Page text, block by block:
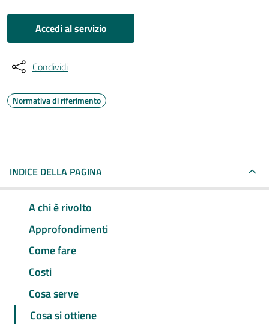
Accedi al servizio
Condividi
Normativa di riferimento
INDICE DELLA PAGINA
A chi è rivolto
Approfondimenti
Come fare
Costi
Cosa serve
Cosa si ottiene